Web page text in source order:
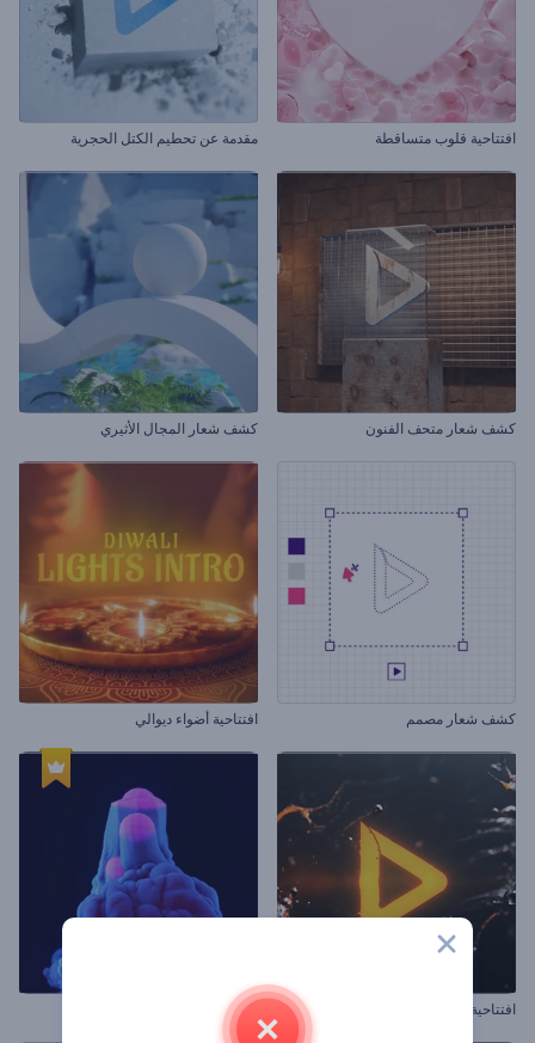
افتتاحية قلوب متساقطة مقدمة عن تحطيم الكتل الحجرية
كشف شعار متحف الفنون كشف شعار المجال الأثيري
كشف شعار مصمم افتتاحية أضواء ديوالي
افتتاحية رذاذ سائل ناري شعار سحابة دخان متحركة